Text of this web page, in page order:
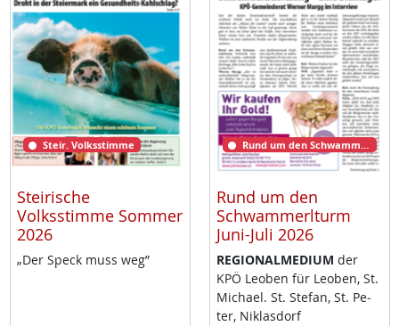
Steir. Volksstimme
Steirische
Volksstimme Sommer
2026
„Der Speck muss weg”
Rund um den Schwammerlturm
Rund um den
Schwammerlturm
Juni-Juli 2026
RE­GIO­NAL­ME­DI­UM der
KPÖ Leo­ben für Leo­ben, St.
Mi­cha­el. St. Ste­fan, St. Pe­
ter, Niklas­dorf